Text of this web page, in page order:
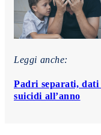
Leggi anche:
Padri separati,
suicidi all’anno